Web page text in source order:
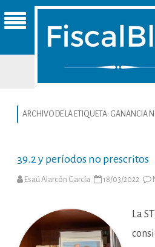
ARCHIVO DE LA ETIQUETA: GANANCIA
39.2 y períodos no prescritos
Esaú Alarcón García 18/03/2022
La